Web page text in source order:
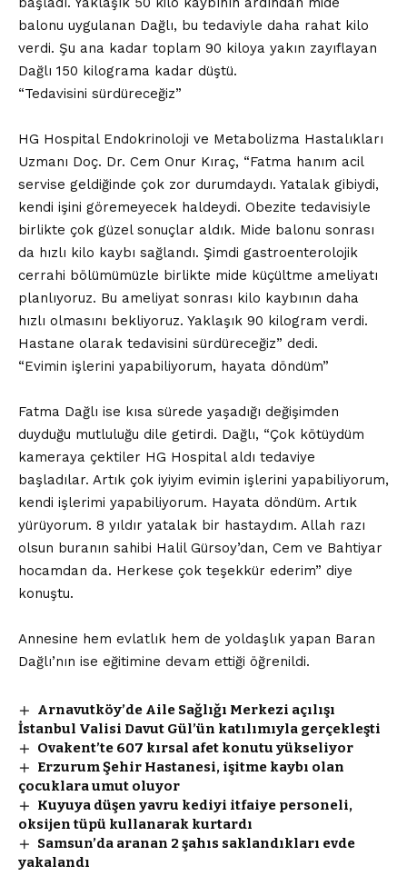
balonu uygulanan Dağlı, bu tedaviyle daha rahat kilo
verdi. Şu ana kadar toplam 90 kiloya yakın zayıflayan
Dağlı 150 kilograma kadar düştü.
“Tedavisini sürdüreceğiz”
HG Hospital Endokrinoloji ve Metabolizma Hastalıkları
Uzmanı Doç. Dr. Cem Onur Kıraç, “Fatma hanım acil
servise geldiğinde çok zor durumdaydı. Yatalak gibiydi,
kendi işini göremeyecek haldeydi. Obezite tedavisiyle
birlikte çok güzel sonuçlar aldık. Mide balonu sonrası
da hızlı kilo kaybı sağlandı. Şimdi gastroenterolojik
cerrahi bölümümüzle birlikte mide küçültme ameliyatı
planlıyoruz. Bu ameliyat sonrası kilo kaybının daha
hızlı olmasını bekliyoruz. Yaklaşık 90 kilogram verdi.
Hastane olarak tedavisini sürdüreceğiz” dedi.
“Evimin işlerini yapabiliyorum, hayata döndüm”
Fatma Dağlı ise kısa sürede yaşadığı değişimden
duyduğu mutluluğu dile getirdi. Dağlı, “Çok kötüydüm
kameraya çektiler HG Hospital aldı tedaviye
başladılar. Artık çok iyiyim evimin işlerini yapabiliyorum,
kendi işlerimi yapabiliyorum. Hayata döndüm. Artık
yürüyorum. 8 yıldır yatalak bir hastaydım. Allah razı
olsun buranın sahibi Halil Gürsoy’dan, Cem ve Bahtiyar
hocamdan da. Herkese çok teşekkür ederim” diye
konuştu.
Annesine hem evlatlık hem de yoldaşlık yapan Baran
Dağlı’nın ise eğitimine devam ettiği öğrenildi.
Arnavutköy’de Aile Sağlığı Merkezi açılışı
İstanbul Valisi Davut Gül’ün katılımıyla gerçekleşti
Ovakent’te 607 kırsal afet konutu yükseliyor
Erzurum Şehir Hastanesi, işitme kaybı olan
çocuklara umut oluyor
Kuyuya düşen yavru kediyi itfaiye personeli,
oksijen tüpü kullanarak kurtardı
Samsun’da aranan 2 şahıs saklandıkları evde
yakalandı